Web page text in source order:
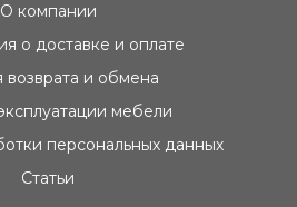
О компании
о доставке и оплате
возврата и обмена
мебели
персональных данных
Статьи